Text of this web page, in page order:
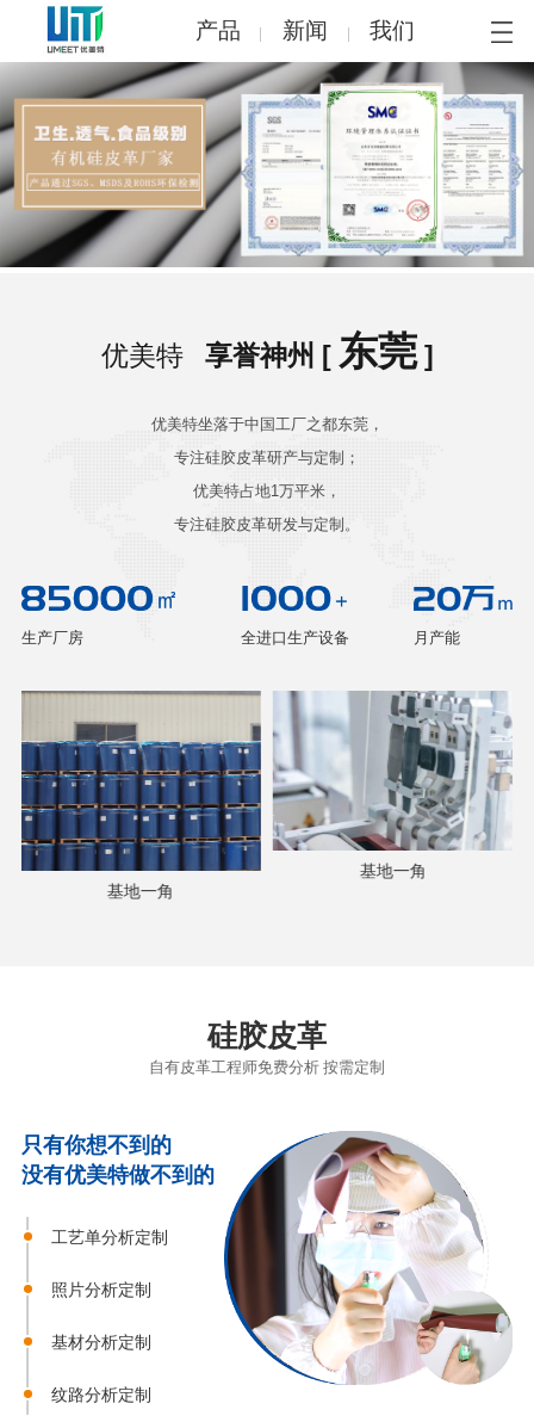
产品 新闻 我们
优美特 享誉神州 [ 东莞]
优美特坐落于中国工厂之都东莞，
专注硅胶皮革研产与定制；
优美特占地1万平米，
专注硅胶皮革研发与定制。
生产厂房 全进口生产设备 月产能
基地一角
基地一角
硅胶皮革
自有皮革工程师免费分析 按需定制
只有你想不到的
没有优美特做不到的
工艺单分析定制
照片分析定制
基材分析定制
纹路分析定制